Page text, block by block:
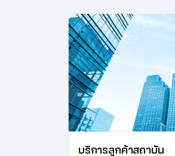
บริการลูกค้าสถาบัน